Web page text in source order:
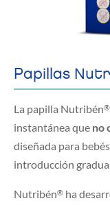
Papillas
La papilla Nutribén®
instantánea que no
diseñada para bebés
introducción
Nutribén® ha